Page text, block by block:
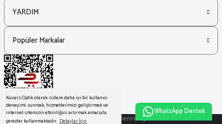
Kuvars Optik olarak sizlere daha iyi bir kullanıcı
deneyimi sunmak, hizmetlerimizi geliştirmek ve
internet sitemizin etkinliğini artırmak amacıyla
çerezler kullanmaktadır. Detaylar İçin
YARDIM
Popüler Markalar
© Tüm Hakları Saklıdır. Kredi kartı bilgileriniz 256bit SSL sertifikası ile
WhatsApp Destek